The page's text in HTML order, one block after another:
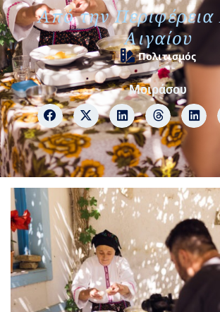
Από την Περιφέρεια
Αιγαίου
Πολιτισμός
Μοιράσου